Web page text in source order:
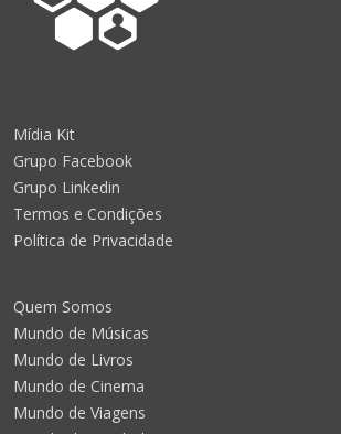
Mídia Kit
Grupo Facebook
Grupo Linkedin
Termos e Condições
Política de Privacidade
Quem Somos
Mundo de Músicas
Mundo de Livros
Mundo de Cinema
Mundo de Viagens